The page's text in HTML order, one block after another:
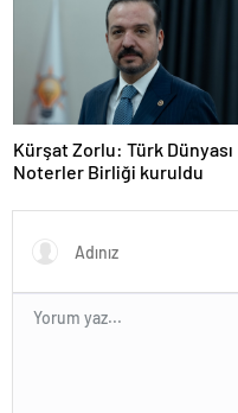
Kürşat Zorlu: Türk Dünyası
Noterler Birliği kuruldu